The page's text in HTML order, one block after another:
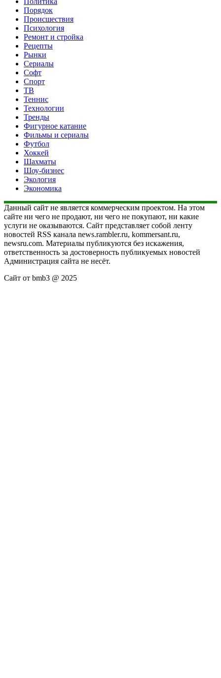
Порядок
Происшествия
Психология
Ремонт и стройка
Рецепты
Рынки
Сериалы
Софт
Спорт
ТВ
Теннис
Технологии
Тренды
Фигурное катание
Фильмы и сериалы
Футбол
Хоккей
Шахматы
Шоу-бизнес
Экология
Экономика
Данный сайт не является коммерческим проектом. На этом
сайте ни чего не продают, ни чего не покупают, ни какие
услуги не оказываются. Сайт представляет собой ленту
новостей RSS канала news.rambler.ru, kommersant.ru,
newsru.com. Материалы публикуются без искажения,
ответственность за достоверность публикуемых новостей
Администрация сайта не несёт.
Сайт от bmb3 @ 2025